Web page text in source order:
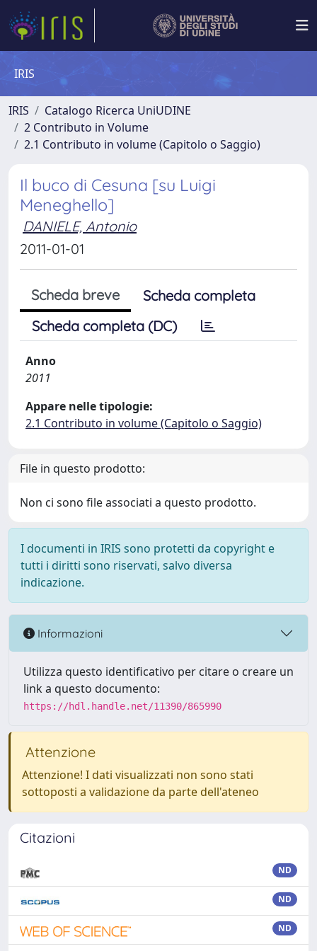
IRIS
IRIS
Catalogo Ricerca UniUDINE
2 Contributo in Volume
2.1 Contributo in volume (Capitolo o Saggio)
Il buco di Cesuna [su Luigi
Meneghello]
DANIELE, Antonio
2011-01-01
Scheda breve
Scheda completa
Scheda completa (DC)
Anno
2011
Appare nelle tipologie:
2.1 Contributo in volume (Capitolo o Saggio)
File in questo prodotto:
Non ci sono file associati a questo prodotto.
I documenti in IRIS sono protetti da copyright e
tutti i diritti sono riservati, salvo diversa
indicazione.
Informazioni
Utilizza questo identificativo per citare o creare un
link a questo documento:
https://hdl.handle.net/11390/865990
Attenzione
Attenzione! I dati visualizzati non sono stati
sottoposti a validazione da parte dell'ateneo
Citazioni
ND
ND
ND